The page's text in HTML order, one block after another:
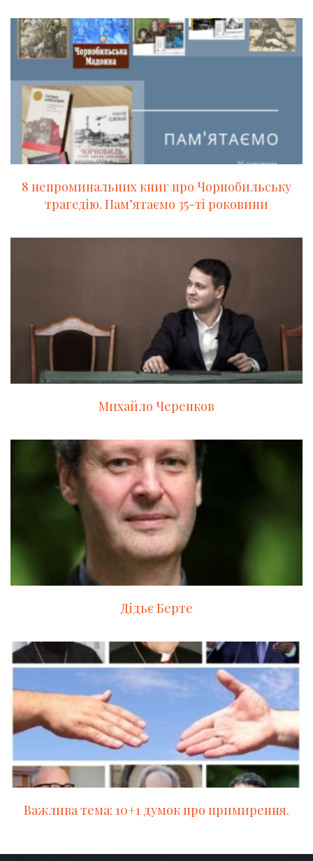
8 непроминальних книг про Чорнобильську
трагедію. Пам’ятаємо 35-ті роковини
Михайло Черенков
Дідьє Берте
Важлива тема: 10+1 думок про примирення.